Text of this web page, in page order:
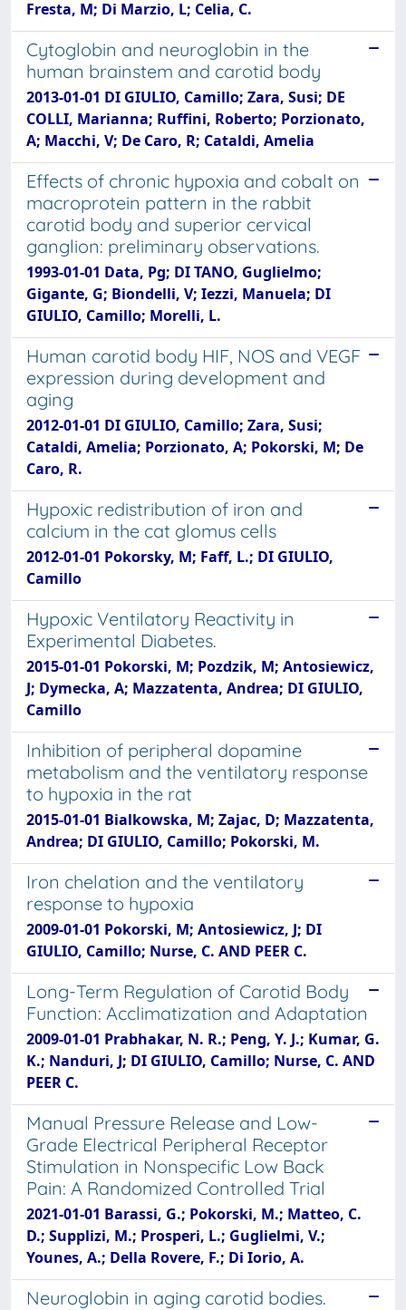
Fresta, M; Di Marzio, L; Celia, C.
Cytoglobin and neuroglobin in the
human brainstem and carotid body
2013-01-01 DI GIULIO, Camillo; Zara, Susi; DE
COLLI, Marianna; Ruffini, Roberto; Porzionato,
A; Macchi, V; De Caro, R; Cataldi, Amelia
Effects of chronic hypoxia and cobalt on
macroprotein pattern in the rabbit
carotid body and superior cervical
ganglion: preliminary observations.
1993-01-01 Data, Pg; DI TANO, Guglielmo;
Gigante, G; Biondelli, V; Iezzi, Manuela; DI
GIULIO, Camillo; Morelli, L.
Human carotid body HIF, NOS and VEGF
expression during development and
aging
2012-01-01 DI GIULIO, Camillo; Zara, Susi;
Cataldi, Amelia; Porzionato, A; Pokorski, M; De
Caro, R.
Hypoxic redistribution of iron and
calcium in the cat glomus cells
2012-01-01 Pokorsky, M; Faff, L.; DI GIULIO,
Camillo
Hypoxic Ventilatory Reactivity in
Experimental Diabetes.
2015-01-01 Pokorski, M; Pozdzik, M; Antosiewicz,
J; Dymecka, A; Mazzatenta, Andrea; DI GIULIO,
Camillo
Inhibition of peripheral dopamine
metabolism and the ventilatory response
to hypoxia in the rat
2015-01-01 Bialkowska, M; Zajac, D; Mazzatenta,
Andrea; DI GIULIO, Camillo; Pokorski, M.
Iron chelation and the ventilatory
response to hypoxia
2009-01-01 Pokorski, M; Antosiewicz, J; DI
GIULIO, Camillo; Nurse, C. AND PEER C.
Long-Term Regulation of Carotid Body
Function: Acclimatization and Adaptation
2009-01-01 Prabhakar, N. R.; Peng, Y. J.; Kumar, G.
K.; Nanduri, J; DI GIULIO, Camillo; Nurse, C. AND
PEER C.
Manual Pressure Release and Low-
Grade Electrical Peripheral Receptor
Stimulation in Nonspecific Low Back
Pain: A Randomized Controlled Trial
2021-01-01 Barassi, G.; Pokorski, M.; Matteo, C.
D.; Supplizi, M.; Prosperi, L.; Guglielmi, V.;
Younes, A.; Della Rovere, F.; Di Iorio, A.
Neuroglobin in aging carotid bodies.